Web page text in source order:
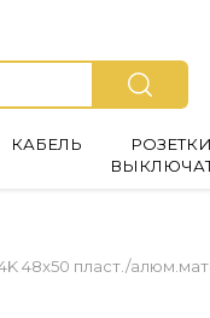
КАБЕЛЬ
48x50 пласт./